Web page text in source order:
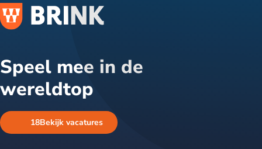
Speel mee in de
wereldtop
18Bekijk vacatures